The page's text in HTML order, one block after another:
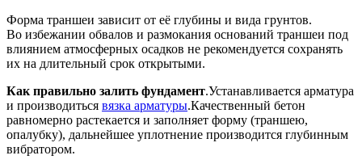
Форма траншеи зависит от её глубины и вида грунтов.
Во избежании обвалов и размокания оснований траншеи под
влиянием атмосферных осадков не рекомендуется сохранять
их на длительный срок открытыми.
Как правильно залить фундамент.Устанавливается арматура
и производиться вязка арматуры.Качественный бетон
равномерно растекается и заполняет форму (траншею,
опалубку), дальнейшее уплотнение производится глубинным
вибратором.